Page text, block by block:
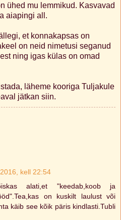
ühed mu lemmikud. Kasvavad
aiapingi all.
et konnakapsas on
on neid nimetusi seganud
ning igas külas on omad
läheme kooriga Tuljakule
jätkan siin.
kell 22:54
alati,et "keedab,koob ja
on kuskilt laulust või
käib see kõik päris kindlasti.Tubli